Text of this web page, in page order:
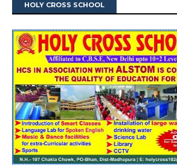
HOLY CROSS SCHOOL